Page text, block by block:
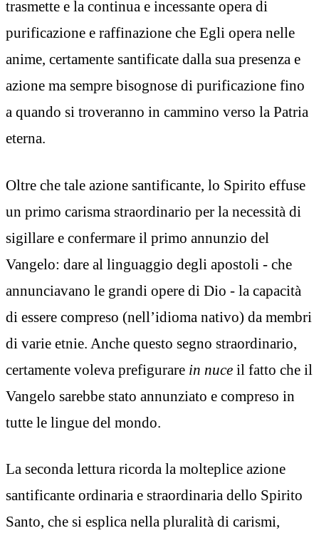
trasmette e la continua e incessante opera di
purificazione e raffinazione che Egli opera nelle
anime, certamente santificate dalla sua presenza e
azione ma sempre bisognose di purificazione fino
a quando si troveranno in cammino verso la Patria
eterna.
Oltre che tale azione santificante, lo Spirito effuse
un primo carisma straordinario per la necessità di
sigillare e confermare il primo annunzio del
Vangelo: dare al linguaggio degli apostoli - che
annunciavano le grandi opere di Dio - la capacità
di essere compreso (nell’idioma nativo) da membri
di varie etnie. Anche questo segno straordinario,
certamente voleva prefigurare in nuce il fatto che il
Vangelo sarebbe stato annunziato e compreso in
tutte le lingue del mondo.
La seconda lettura ricorda la molteplice azione
santificante ordinaria e straordinaria dello Spirito
Santo, che si esplica nella pluralità di carismi,